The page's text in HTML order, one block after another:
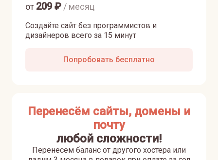
Создайте сайт без программистов и
дизайнеров всего за 15 минут
от 209₽ / месяц
Попробовать бесплатно
Перенесём сайты, домены и
почту
любой сложности!
Перенесем баланс от другого хостера или